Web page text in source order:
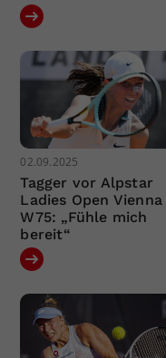
02.09.2025
Tagger vor Alpstar
Ladies Open Vienna
W75: „Fühle mich
bereit“